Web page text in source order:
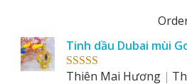
Rated5 out
Tinh dầu Dubai mùi
Thiên Mai Hương